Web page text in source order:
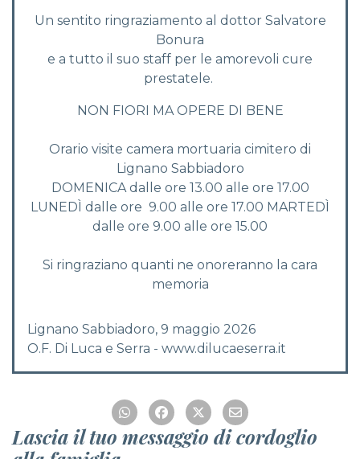
Un sentito ringraziamento al dottor Salvatore
Bonura
e a tutto il suo staff per le amorevoli cure
prestatele.
NON FIORI MA OPERE DI BENE
Orario visite camera mortuaria cimitero di
Lignano Sabbiadoro
DOMENICA dalle ore 13.00 alle ore 17.00
LUNEDÌ dalle ore 9.00 alle ore 17.00 MARTEDÌ
dalle ore 9.00 alle ore 15.00
Si ringraziano quanti ne onoreranno la cara
memoria
Lignano Sabbiadoro, 9 maggio 2026
O.F. Di Luca e Serra - www.dilucaeserra.it
Lascia il tuo messaggio di cordoglio